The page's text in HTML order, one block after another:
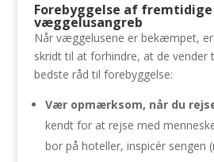
Forebyggelse af fremtidige
væggelusangreb
Når væggelusene er bekæmpet,
skridt til at forhindre, at de vender
bedste råd til forebyggelse:
Vær opmærksom, når du
kendt for at rejse med
bor på hoteller, inspicér sengen